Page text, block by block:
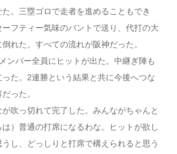
た。三塁ゴロで走者を進めることもでき
フティー気味のバントで送り、代打の大
れた。すべての流れが阪神だった。
ンバー全員にヒットが出た。中継ぎ陣も
た。2連勝という結果と共に今後へつな
った。
が吹っ切れて完了した。みんながちゃんと
）普通の打席になるわな。ヒットが欲し
し、どっしりと打席で構えられると思う